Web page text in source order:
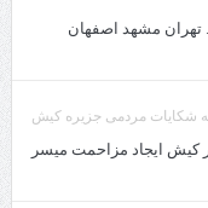
شروع شد. تهران مشهد اصفهان
شکایات مردمی جزیره کیش
کیش ایجاد مزاحمت میسر